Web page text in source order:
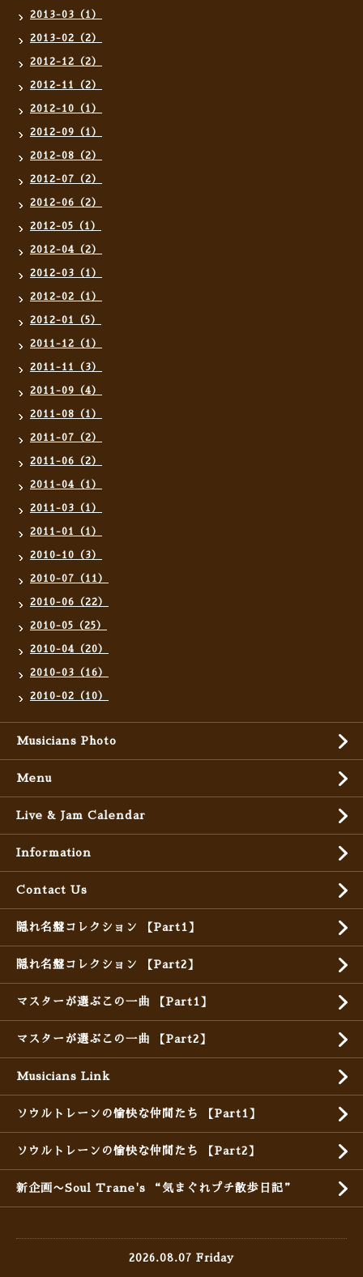
2013-03（1）
2013-02（2）
2012-12（2）
2012-11（2）
2012-10（1）
2012-09（1）
2012-08（2）
2012-07（2）
2012-06（2）
2012-05（1）
2012-04（2）
2012-03（1）
2012-02（1）
2012-01（5）
2011-12（1）
2011-11（3）
2011-09（4）
2011-08（1）
2011-07（2）
2011-06（2）
2011-04（1）
2011-03（1）
2011-01（1）
2010-10（3）
2010-07（11）
2010-06（22）
2010-05（25）
2010-04（20）
2010-03（16）
2010-02（10）
Musicians Photo
Menu
Live & Jam Calendar
Information
Contact Us
隠れ名盤コレクション 【Part1】
隠れ名盤コレクション 【Part2】
マスターが選ぶこの一曲 【Part1】
マスターが選ぶこの一曲 【Part2】
Musicians Link
ソウルトレーンの愉快な仲間たち 【Part1】
ソウルトレーンの愉快な仲間たち 【Part2】
新企画〜Soul Trane's “気まぐれプチ散歩日記”
2026.08.07 Friday